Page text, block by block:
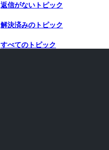
返信がないトピック
解決済みのトピック
すべてのトピック